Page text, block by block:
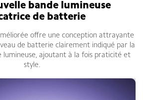
bande lumineuse
de batterie
offre une conception attrayante
de batterie clairement indiqué par la
lumineuse, ajoutant à la fois praticité et
style.